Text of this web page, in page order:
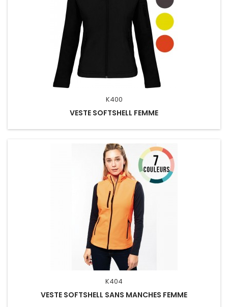
K400
VESTE SOFTSHELL FEMME
K404
VESTE SOFTSHELL SANS MANCHES FEMME